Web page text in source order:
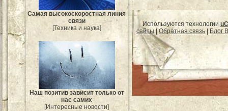
Самая высокоскоростная линия
связи
[Техника и наука]
Наш позитив зависит только от
нас самих
[Интересные новости]
Используются технологии
сайты|Обратная связь Блог